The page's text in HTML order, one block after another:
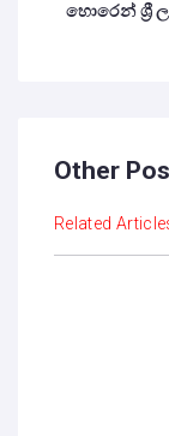
හොරෙන් ශ්‍රී
Other
Related